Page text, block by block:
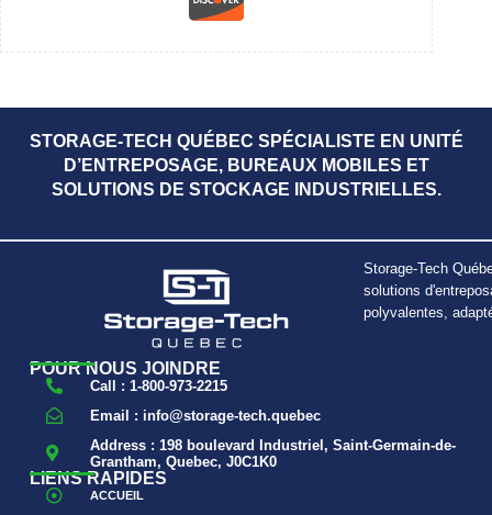
STORAGE-TECH QUÉBEC SPÉCIALISTE EN UNITÉ
D’ENTREPOSAGE, BUREAUX MOBILES ET
SOLUTIONS DE STOCKAGE INDUSTRIELLES.
Storage-Tech
solutions
polyvalentes,
POUR NOUS JOINDRE
Call : 1-800-973-2215
Email : info@storage-tech.quebec
Address : 198 boulevard Industriel, Saint-Germain-de-
Grantham, Quebec, J0C1K0
LIENS RAPIDES
ACCUEIL